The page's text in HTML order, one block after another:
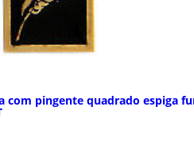
com pingente quadrado espiga